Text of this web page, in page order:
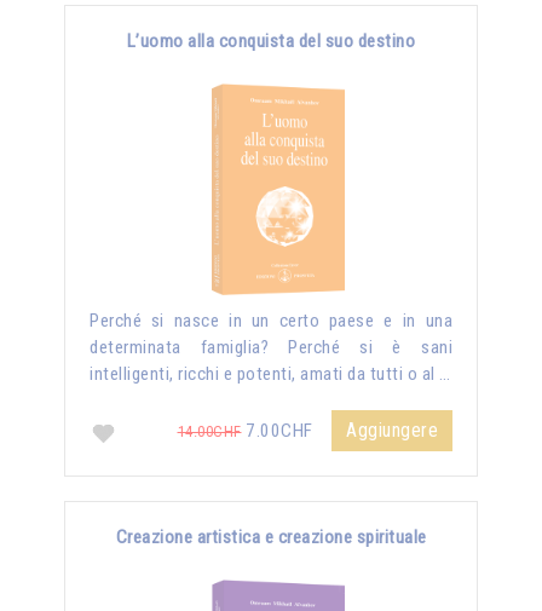
L’uomo alla conquista del suo destino
Perché si nasce in un certo paese e in una
determinata famiglia? Perché si è sani
intelligenti, ricchi e potenti, amati da tutti o al …
14.00CHF7.00CHF Aggiungere
Creazione artistica e creazione spirituale